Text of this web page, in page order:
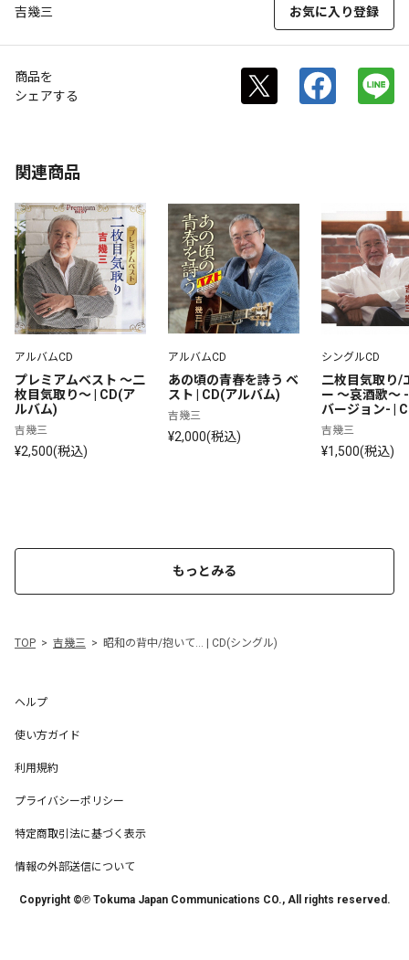
吉幾三 お気に入り登録
商品を
シェアする
関連商品
アルバムCD
プレミアムベスト ～二
枚目気取り～ | CD(ア
ルバム)
吉幾三
¥2,500(税込)
アルバムCD
あの頃の青春を詩う ベ
スト | CD(アルバム)
吉幾三
¥2,000(税込)
シングルCD
二枚目気取り/
ー ～哀酒歌～
バージョン- |
グル)
吉幾三
¥1,500(税込)
もっとみる
TOP 吉幾三 昭和の背中/抱いて… | CD(シングル)
ヘルプ
使い方ガイド
利用規約
プライバシーポリシー
特定商取引法に基づく表示
情報の外部送信について
Copyright ©℗ Tokuma Japan Communications CO., All rights reserved.